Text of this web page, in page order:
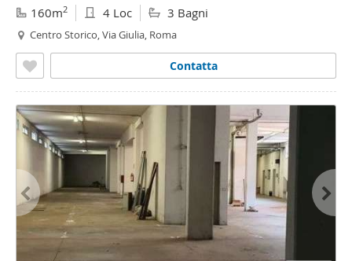
160m2 4 Loc 3 Bagni
Centro Storico, Via Giulia, Roma
Contatta